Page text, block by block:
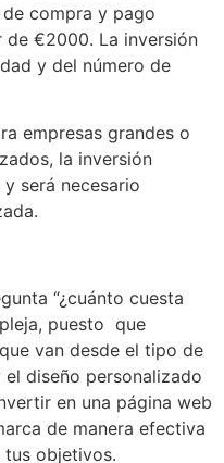
compra y pago
de €2000. La inversión
y del número de
empresas grandes o
la inversión
será necesario
“¿cuánto cuesta
puesto que
van desde el tipo de
diseño personalizado
en una página web
de manera efectiva
objetivos.